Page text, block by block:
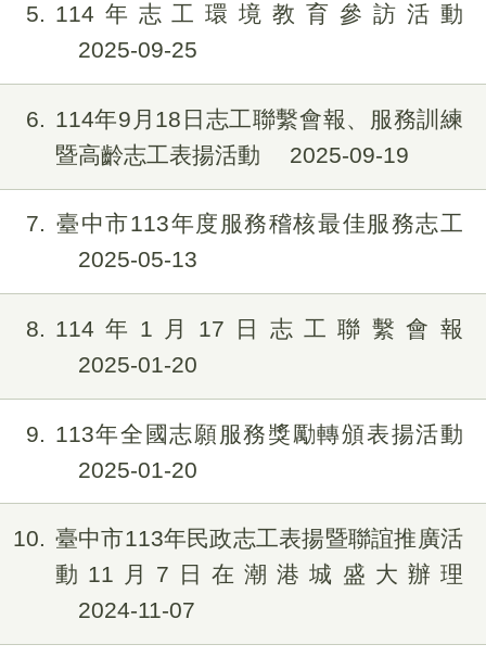
5
114年志工環境教育參訪活動
2025-09-25
6
114年9月18日志工聯繫會報、服務訓練
暨高齡志工表揚活動
2025-09-19
7
臺中市113年度服務稽核最佳服務志工
2025-05-13
8
114年1月17日志工聯繫會報
2025-01-20
9
113年全國志願服務獎勵轉頒表揚活動
2025-01-20
10
臺中市113年民政志工表揚暨聯誼推廣活
動11月7日在潮港城盛大辦理
2024-11-07